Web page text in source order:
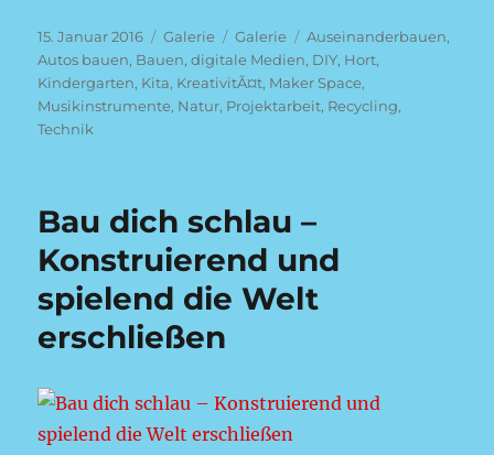
Veröffentlicht
am
15. Januar 2016 Format
Galerie Kategorien
Galerie Schlagwörter
Auseinanderbauen,
Autos bauen, Bauen,digitale Medien, DIY, Hort,
Kindergarten, Kita, KreativitÃ¤t, Maker Space,
Musikinstrumente, Natur, Projektarbeit, Recycling,
Technik
Bau dich schlau –
Konstruierend und
spielend die Welt
erschließen